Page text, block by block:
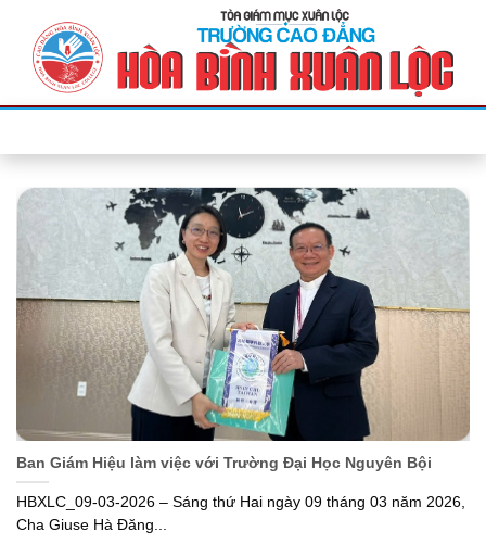
Ban Giám Hiệu làm việc với Trường Đại Học Nguyên Bội
HBXLC_09-03-2026 – Sáng thứ Hai ngày 09 tháng 03 năm 2026,
Cha Giuse Hà Đăng...